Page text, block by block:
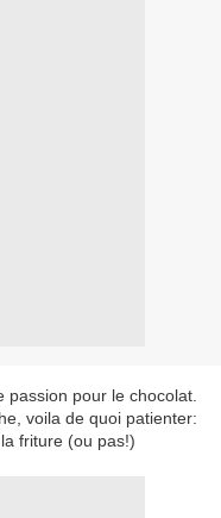
pour le chocolat.
voila de quoi patienter:
friture (ou pas!)